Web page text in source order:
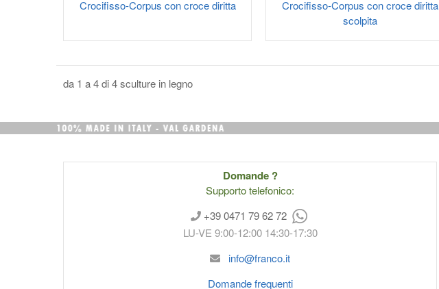
Crocifisso-Corpus con croce diritta
Crocifisso-Corpus con croce diritta
scolpita
da 1 a 4 di 4 sculture in legno
Domande ?
Supporto telefonico:
+39 0471 79 62 72
LU-VE 9:00-12:00 14:30-17:30
info@franco.it
Domande frequenti